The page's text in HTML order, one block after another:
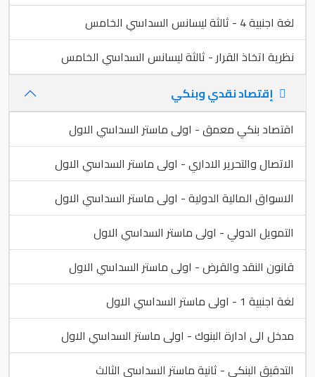
لغة اجنبية 4 - ثالثة ليسانس السداسي الخامس
نظرية اتخاذ القرار - ثالثة ليسانس السداسي الخامس
إقتصاد نقدي وبنكي
اقتصاد بنكي معمق - اولى ماستر السداسي الاول
الاتصال والتحرير الاداري - اولى ماستر السداسي الاول
الاسواق المالية الدولية - اولى ماستر السداسي الاول
التمويل الدولي - اولى ماستر السداسي الاول
قانون النقد والقرض - اولى ماستر السداسي الاول
لغة اجنبية 1 - اولى ماستر السداسي الاول
مدخل الى ادارة البنوك - اولى ماستر السداسي الاول
التدقيق البنكي - ثانية ماستر السداسي الثالث